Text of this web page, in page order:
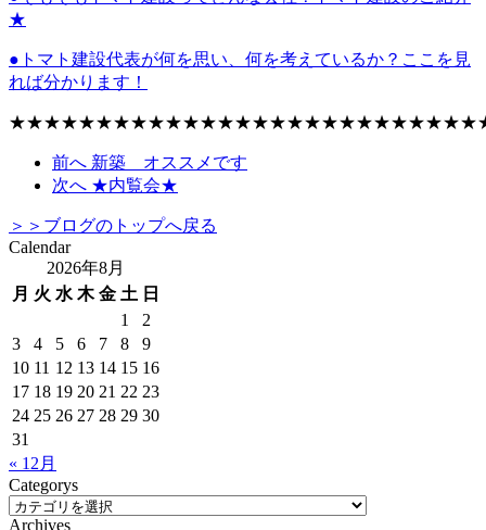
★
●トマト建設代表が何を思い、何を考えているか？ここを見
れば分かります！
前へ 新築 オススメです
次へ ★内覧会★
＞＞ブログのトップへ戻る
Calendar
2026年8月
月 火 水 木 金 土 日
1
2
3
4 5 6 7 8
9
10 11 12 13 14 15 16
17 18 19 20 21 22 23
24 25 26 27 28 29 30
31
« 12月
Categorys
Archives